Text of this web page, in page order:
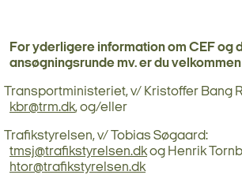
For yderligere information om CEF og
ansøgningsrunde mv. er du
Transportministeriet, v/ Kristoffer Bang
kbr@trm.dk, og/eller
Trafikstyrelsen, v/ Tobias Søgaard:
tmsj@trafikstyrelsen.dkog Henrik
htor@trafikstyrelsen.dk